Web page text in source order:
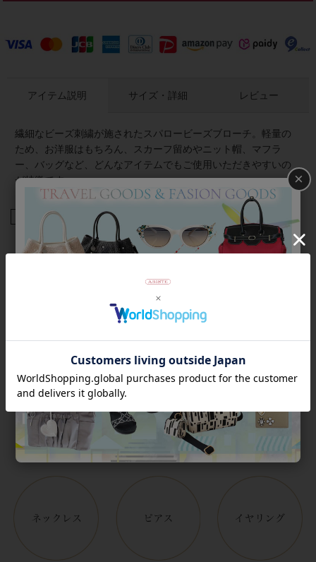
アイテム説明
繊細なビーズ刺繍が施されたスパロービーズブローチ。軽量の
ため、お洋服はもちろん、スカーフ留めやニット帽、マフラ
ー、バッグなど、どんなアイテムでもご使用いただきやすいの
が特徴です。
サイズ・詳細 レビュー
商品番号 5241035
Category
アイテムカテゴリー
×